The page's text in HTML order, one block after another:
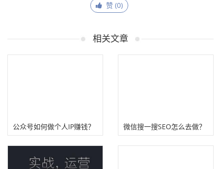
赞 (0)
相关文章
公众号如何做个人IP赚钱？
微信搜一搜SEO怎么去做？
五个维度提升公众号排名